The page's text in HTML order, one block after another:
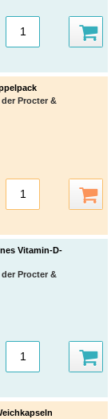
Procter &
Vitamin-D-
Procter &